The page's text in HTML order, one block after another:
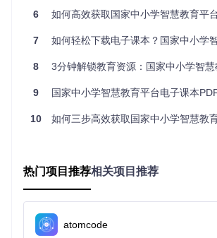
资料。
操作流程指南：3步完成教材下载
第一步：复制教材链接
打开国家中小学智慧教育平台，找到需要下
入预览页面后，复制浏览器地址栏中的完整
打开电子课本下载工具，在文本框中粘贴复
工具会自动解析并下载PDF文件，下载完成
6 如何高效获取国家中小学智慧教育平台电子教
7 如何轻松下载电子课本？国家中小学智慧教育平
8 3分钟解锁教育资源：国家中小学智慧教育平台电
9 国家中小学智慧教育平台电子课本PDF获取指南：从离线资
10 如何三步高效获取国家中小学智慧教育平台电子课本
热门项目推荐相关项目推荐
atomcode